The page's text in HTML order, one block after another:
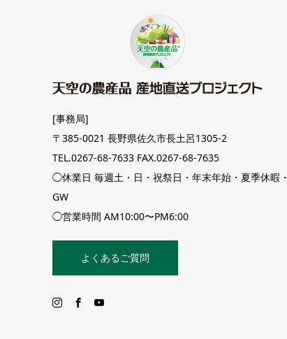
[事務局]
〒385-0021 長野県佐久市長土呂1305-2
TEL.0267-68-7633 FAX.0267-68-7635
◯休業日 毎週土・日・祝祭日・年末年始・夏季休暇・
GW
◯営業時間 AM10:00〜PM6:00
よくあるご質問